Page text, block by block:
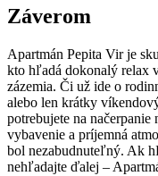
Záverom
Apartmán Pepita Vir je
kto hľadá dokonalý relax
zázemia. Či už ide o
alebo len krátky
potrebujete na
vybavenie a príjemná
bol nezabudnuteľný. Ak
nehľadajte ďalej –